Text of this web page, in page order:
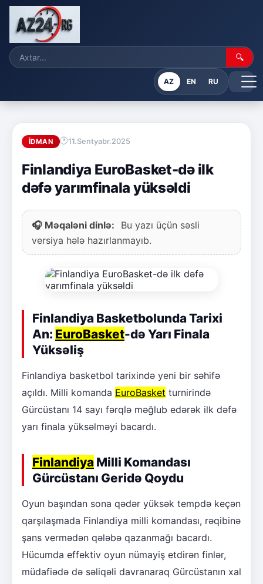
🔍
AZ EN RU
İDMAN 11.Sentyabr.2025
Finlandiya EuroBasket-də ilk
dəfə yarımfinala yüksəldi
🎧 Məqaləni dinlə:
Bu yazı üçün səsli
versiya hələ hazırlanmayıb.
Finlandiya Basketbolunda Tarixi
An: EuroBasket-də Yarı Finala
Yüksəliş
Finlandiya basketbol tarixində yeni bir səhifə
açıldı. Milli komanda EuroBasket turnirində
Gürcüstanı 14 sayı fərqlə məğlub edərək ilk dəfə
yarı finala yüksəlməyi bacardı.
Finlandiya Milli Komandası
Gürcüstanı Geridə Qoydu
Oyun başından sona qədər yüksək tempdə keçən
qarşılaşmada Finlandiya milli komandası, rəqibinə
şans vermədən qələbə qazanmağı bacardı.
Hücumda effektiv oyun nümayiş etdirən finlər,
müdafiədə də səliqəli davranaraq Gürcüstanın xal